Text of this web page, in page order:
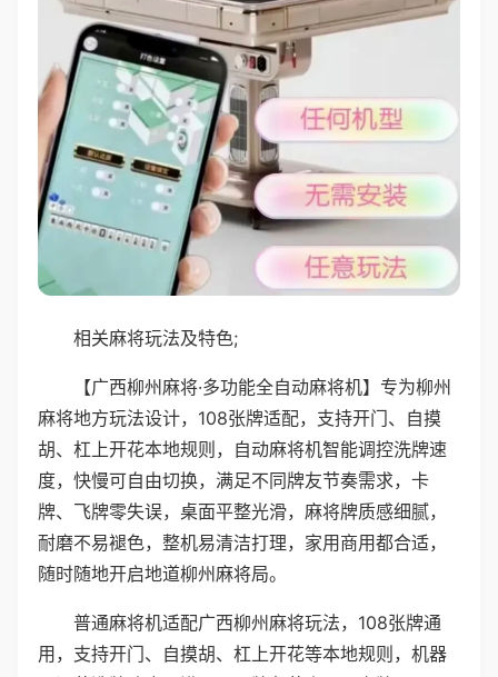
相关麻将玩法及特色;
【广西柳州麻将·多功能全自动麻将机】专为柳州
麻将地方玩法设计，108张牌适配，支持开门、自摸
胡、杠上开花本地规则，自动麻将机智能调控洗牌速
度，快慢可自由切换，满足不同牌友节奏需求，卡
牌、飞牌零失误，桌面平整光滑，麻将牌质感细腻，
耐磨不易褪色，整机易清洁打理，家用商用都合适，
随时随地开启地道柳州麻将局。
普通麻将机适配广西柳州麻将玩法，108张牌通
用，支持开门、自摸胡、杠上开花等本地规则，机器